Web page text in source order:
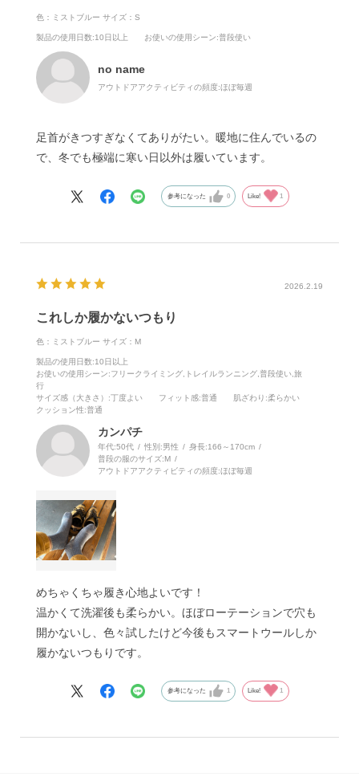
色：ミストブルー サイズ：S
製品の使用日数:10日以上 お使いの使用シーン:普段使い
no name
アウトドアアクティビティの頻度:ほぼ毎週
足首がきつすぎなくてありがたい。暖地に住んでいるの
で、冬でも極端に寒い日以外は履いています。
参考になった 0 Like! 1
2026.2.19
これしか履かないつもり
色：ミストブルー サイズ：M
製品の使用日数:10日以上
お使いの使用シーン:フリークライミング,トレイルランニング,普段使い,旅
行
サイズ感（大きさ） :丁度よい フィット感:普通 肌ざわり :柔らかい
クッション性:普通
カンパチ
年代:50代 性別:男性 身長:166～170cm
普段の服のサイズ:M
アウトドアアクティビティの頻度:ほぼ毎週
めちゃくちゃ履き心地よいです！
温かくて洗濯後も柔らかい。ほぼローテーションで穴も
開かないし、色々試したけど今後もスマートウールしか
履かないつもりです。
参考になった 1 Like! 1